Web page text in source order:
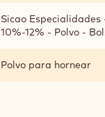
Sicao
10%-12% - Polvo -
Polvo para hornear